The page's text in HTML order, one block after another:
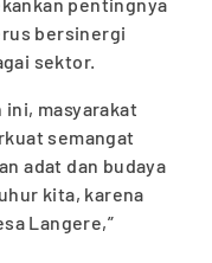
bersinergi
sektor.
ini, masyarakat
semangat
adat dan budaya
kita, karena
Langere,”